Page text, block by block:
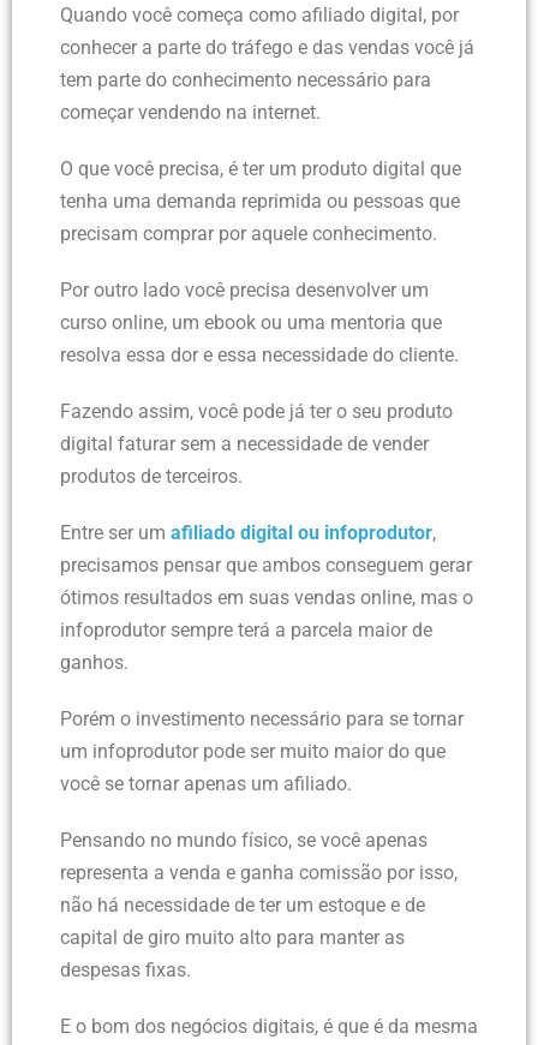
Quando você começa como afiliado digital, por
conhecer a parte do tráfego e das vendas você já
tem parte do conhecimento necessário para
começar vendendo na internet.
O que você precisa, é ter um produto digital que
tenha uma demanda reprimida ou pessoas que
precisam comprar por aquele conhecimento.
Por outro lado você precisa desenvolver um
curso online, um ebook ou uma mentoria que
resolva essa dor e essa necessidade do cliente.
Fazendo assim, você pode já ter o seu produto
digital faturar sem a necessidade de vender
produtos de terceiros.
Entre ser um afiliado digital ou infoprodutor,
precisamos pensar que ambos conseguem gerar
ótimos resultados em suas vendas online, mas o
infoprodutor sempre terá a parcela maior de
ganhos.
Porém o investimento necessário para se tornar
um infoprodutor pode ser muito maior do que
você se tornar apenas um afiliado.
Pensando no mundo físico, se você apenas
representa a venda e ganha comissão por isso,
não há necessidade de ter um estoque e de
capital de giro muito alto para manter as
despesas fixas.
E o bom dos negócios digitais, é que é da mesma